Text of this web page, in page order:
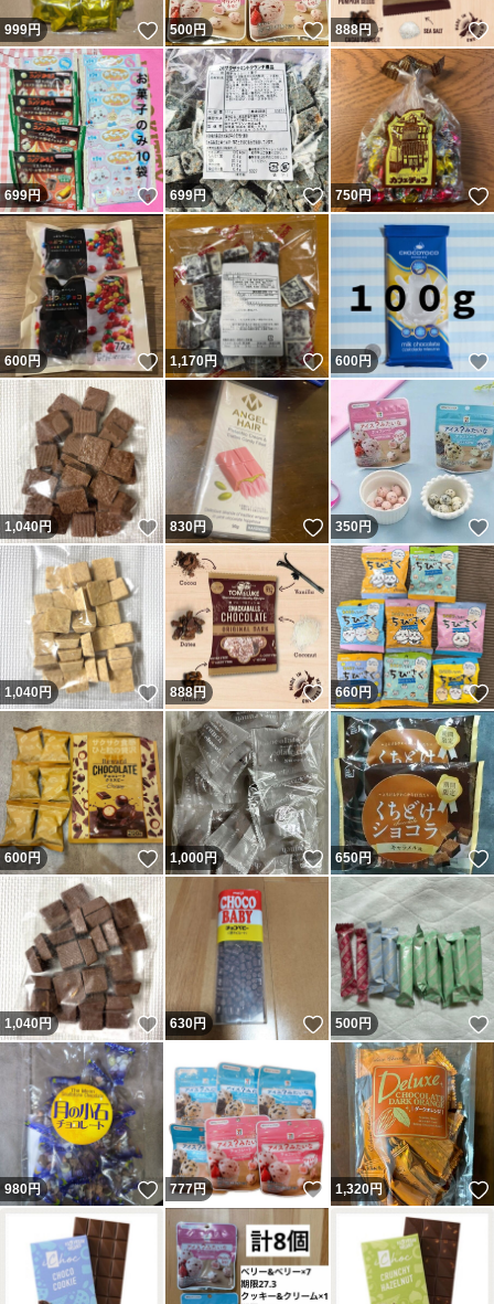
999円 いいね！
500円 いいね！
888円
699円 いいね！
699円 いいね！
750円
600円 いいね！
1,170円 いいね！
600円
1,040円 いいね！
830円 いいね！
350円
1,040 円 いいね！
888円 いいね！
660円
600円 いいね！
1,000円 いいね！
650円
1,040円 いいね！
630円 いいね！
500円
980円 いいね！
777円 いいね！
1,320円